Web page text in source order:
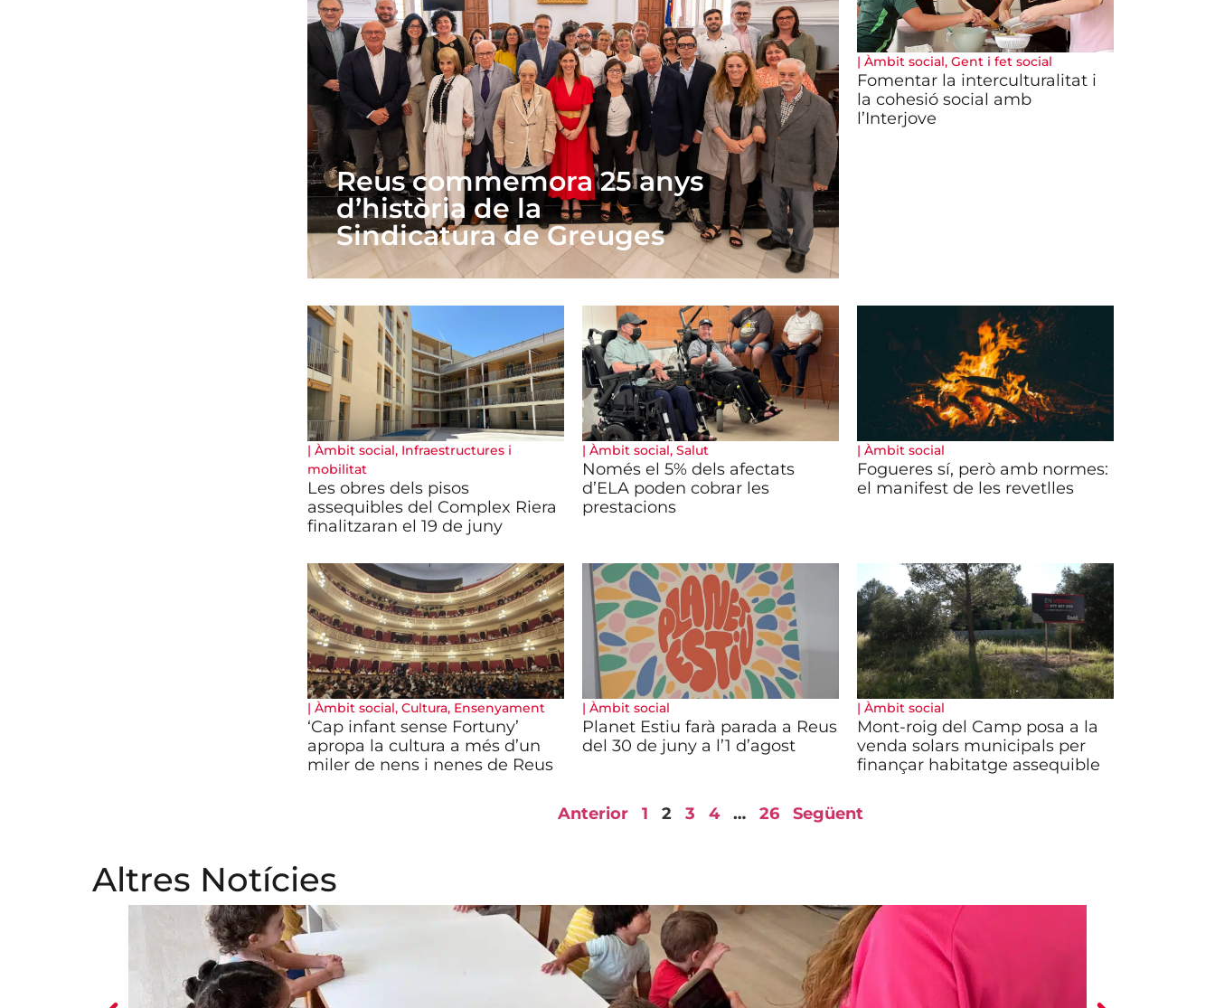
Reus commemora 25 anys
d’història de la
Sindicatura de Greuges
| Àmbit social, Gent i fet social
Fomentar la interculturalitat i
la cohesió social amb
l’Interjove
| Àmbit social, Infraestructures i
mobilitat
Les obres dels pisos
assequibles del Complex Riera
finalitzaran el 19 de juny
| Àmbit social, Salut
Només el 5% dels afectats
d’ELA poden cobrar les
prestacions
| Àmbit social
Fogueres sí, però amb normes:
el manifest de les revetlles
| Àmbit social, Cultura, Ensenyament
‘Cap infant sense Fortuny’
apropa la cultura a més d’un
miler de nens i nenes de Reus
| Àmbit social
Planet Estiu farà parada a Reus
del 30 de juny a l’1 d’agost
| Àmbit social
Mont-roig del Camp posa a la
venda solars municipals per
finançar habitatge assequible
Anterior 1 2 3 4 … 26 Següent
Altres Notícies